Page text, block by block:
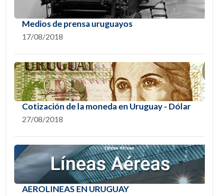
Medios de prensa uruguayos
17/08/2018
Cotización de la moneda en Uruguay - Dólar
27/08/2018
AEROLINEAS EN URUGUAY